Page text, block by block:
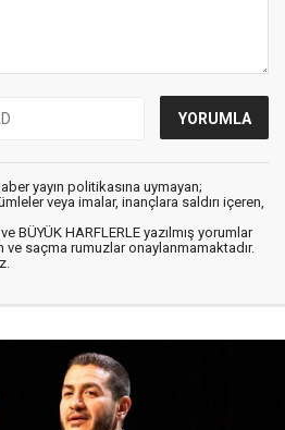
yayın politikasına uymayan;
veya imalar, inançlara saldırı içeren,
BÜYÜK HARFLERLE yazılmış yorumlar
ve saçma rumuzlar onaylanmamaktadır.